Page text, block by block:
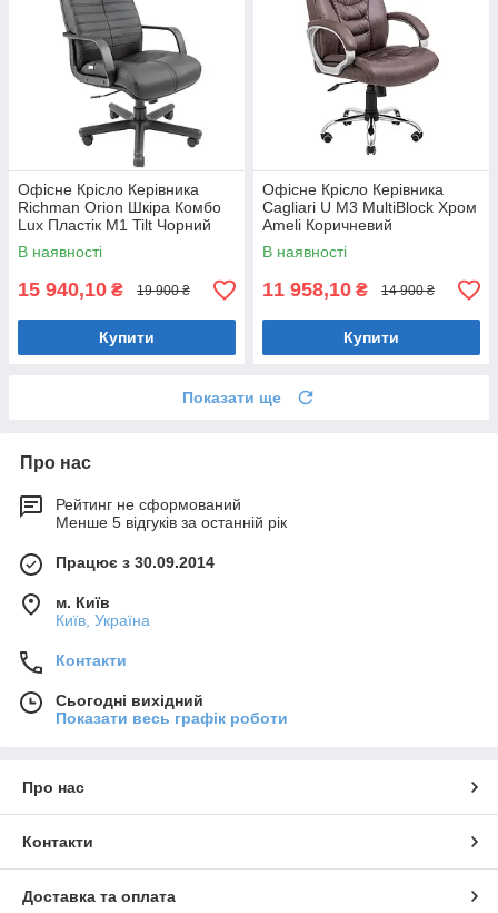
Офісне Крісло Керівника
Richman Orion Шкіра Комбо
Lux Пластік М1 Tilt Чорний
В наявності
15 940,10 ₴ 19 900 ₴
Купити
Офісне Крісло Керівника
Cagliari U М3 MultiBlock Хром
Ameli Коричневий
В наявності
11 958,10 ₴ 14 900 ₴
Купити
Показати ще
Про нас
Рейтинг не сформований
Менше 5 відгуків за останній рік
Працює з 30.09.2014
м. Київ
Київ, Україна
Контакти
Сьогодні вихідний
Показати весь графік роботи
Про нас
Контакти
Доставка та оплата